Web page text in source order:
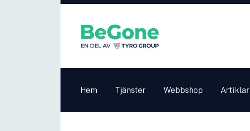
Hem Tjänster Webbshop Artiklar